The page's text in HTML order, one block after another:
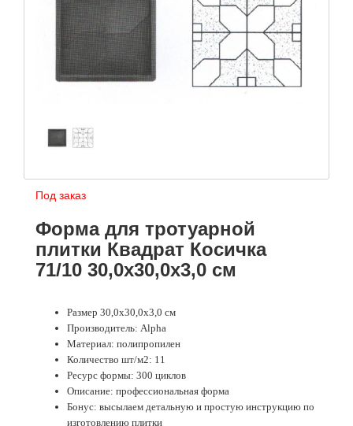
Под заказ
Форма для тротуарной
плитки Квадрат Косичка
71/10 30,0х30,0х3,0 см
Размер 30,0х30,0х3,0 см
Производитель: Alpha
Материал: полипропилен
Количество шт/м2: 11
Ресурс формы: 300 циклов
Описание: профессиональная форма
Бонус: высылаем детальную и простую инструкцию по
изготовлению плитки